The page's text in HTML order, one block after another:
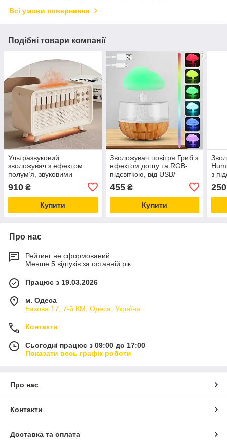
Всі умови повернення
Подібні товари компанії
Ультразвуковий
зволожувач з ефектом
полум’я, звуковими
Bluetooth, аромадифузор
"MY20"
910 ₴
Купити
Зволожувач повітря Гриб з
ефектом дощу та RGB-
підсвіткою, від USB/
455₴
Купити
з
Про нас
Рейтинг не сформований
Менше 5 відгуків за останній рік
Працює з 19.03.2026
м. Одеса
Базова 17, 7-й КМ, Одеса, Україна
Контакти
Сьогодні працює з 09:00 до 17:00
Показати весь графік роботи
Про нас
Контакти
Доставка та оплата